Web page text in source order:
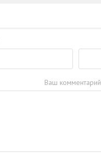
Ваш комментарий